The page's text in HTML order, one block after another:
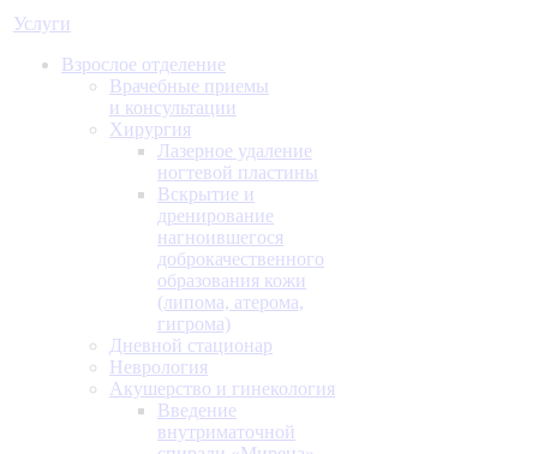
Услуги
Взрослое отделение
Врачебные приемы
и консультации
Хирургия
Лазерное удаление
ногтевой пластины
Вскрытие и
дренирование
нагноившегося
доброкачественного
образования кожи
(липома, атерома,
гигрома)
Дневной стационар
Неврология
Акушерство и гинекология
Введение
внутриматочной